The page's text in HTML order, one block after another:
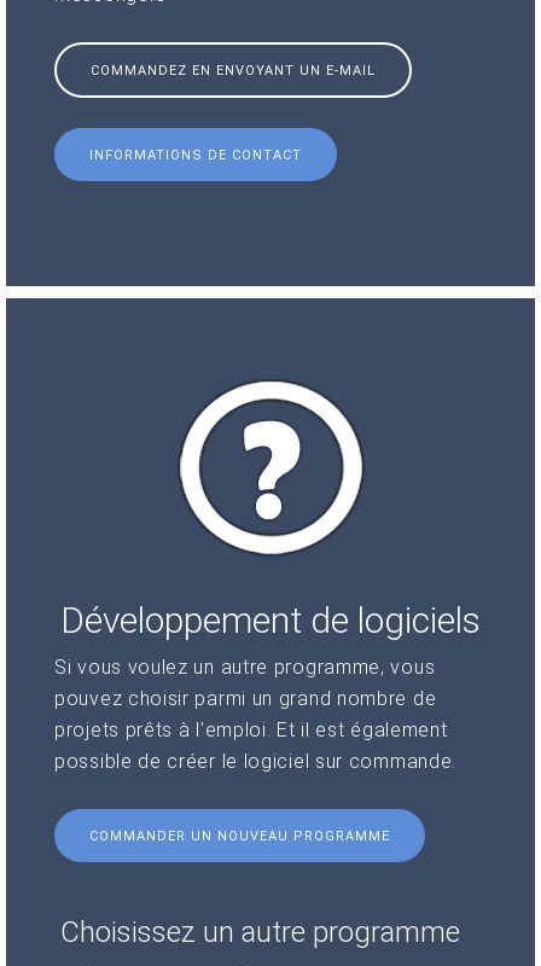
COMMANDEZ EN ENVOYANT UN E-MAIL
INFORMATIONS DE CONTACT
Développement de logiciels
Si vous voulez un autre programme, vous
pouvez choisir parmi un grand nombre de
projets prêts à l'emploi. Et il est également
possible de créer le logiciel sur commande.
COMMANDER UN NOUVEAU PROGRAMME
Choisissez un autre programme